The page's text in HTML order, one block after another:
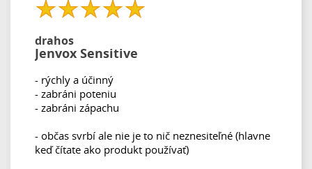
drahos
Jenvox Sensitive
- rýchly a účinný
- zabráni poteniu
- zabráni zápachu
- občas svrbí ale nie je to nič neznesiteľné (hlavne
keď čítate ako produkt používať)